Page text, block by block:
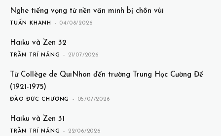
Nghe tiếng vọng từ nền văn minh bị chôn vùi
TUẤN KHANH - 04/08/2026
Haiku và Zen 32
TRẦN TRÍ NĂNG - 21/07/2026
Từ Collège de QuiNhon đến trường Trung Học Cường Để
(1921-1975)
ĐÀO ĐỨC CHƯƠNG - 05/07/2026
Haiku và Zen 31
TRẦN TRÍ NĂNG - 22/06/2026